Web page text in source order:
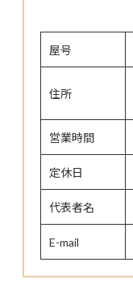
屋号
住所
営業時間
定休日
代表者名
E-mail